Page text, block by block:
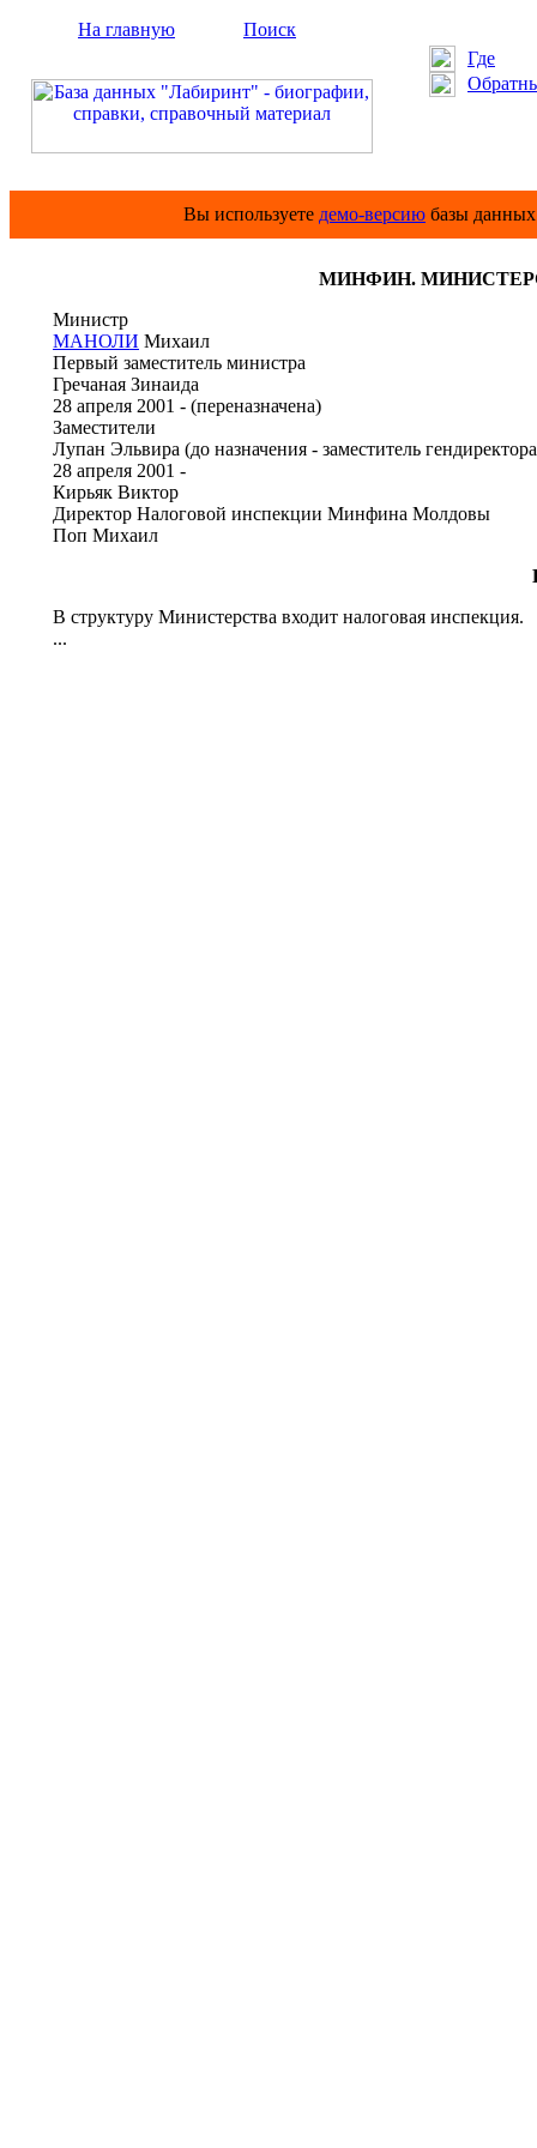
На главную
Поиск
Где
Вы используете демо-версию базы
МИНФИН.
Министр
МАНОЛИ Михаил
Первый заместитель министра
Гречаная Зинаида
28 апреля 2001 - (переназначена)
Заместители
Лупан Эльвира (до назначения - заместитель
28 апреля 2001 -
Кирьяк Виктор
Директор Налоговой инспекции Минфина Молдовы
Поп Михаил
В структуру Министерства входит налоговая инспекция.
...